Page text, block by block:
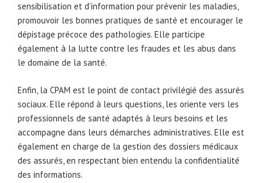
sensibilisation et d’information pour prévenir les maladies,
promouvoir les bonnes pratiques de santé et encourager le
dépistage précoce des pathologies. Elle participe
également à la lutte contre les fraudes et les abus dans
le domaine de la santé.
Enfin, la CPAM est le point de contact privilégié des assurés
sociaux. Elle répond à leurs questions, les oriente vers les
professionnels de santé adaptés à leurs besoins et les
accompagne dans leurs démarches administratives. Elle est
également en charge de la gestion des dossiers médicaux
des assurés, en respectant bien entendu la confidentialité
des informations.